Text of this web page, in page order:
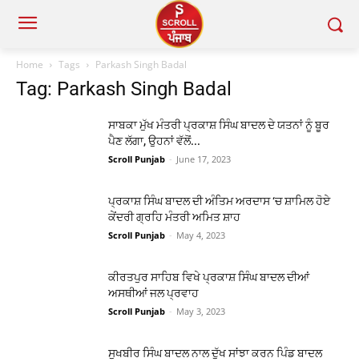
Home Tags Parkash Singh Badal
Tag: Parkash Singh Badal
ਸਾਬਕਾ ਮੁੱਖ ਮੰਤਰੀ ਪ੍ਰਕਾਸ਼ ਸਿੰਘ ਬਾਦਲ ਦੇ ਯਤਨਾਂ ਨੂੰ ਬੂਰ
ਪੈਣ ਲੱਗਾ, ਉਹਨਾਂ ਵੱਲੋਂ...
Scroll Punjab - June 17, 2023
ਪ੍ਰਕਾਸ਼ ਸਿੰਘ ਬਾਦਲ ਦੀ ਅੰਤਿਮ ਅਰਦਾਸ ‘ਚ ਸ਼ਾਮਿਲ ਹੋਏ
ਕੇਂਦਰੀ ਗ੍ਰਹਿ ਮੰਤਰੀ ਅਮਿਤ ਸ਼ਾਹ
Scroll Punjab - May 4, 2023
ਕੀਰਤਪੁਰ ਸਾਹਿਬ ਵਿਖੇ ਪ੍ਰਕਾਸ਼ ਸਿੰਘ ਬਾਦਲ ਦੀਆਂ
ਅਸਥੀਆਂ ਜਲ ਪ੍ਰਵਾਹ
Scroll Punjab - May 3, 2023
ਸੁਖਬੀਰ ਸਿੰਘ ਬਾਦਲ ਨਾਲ ਦੁੱਖ ਸਾਂਝਾ ਕਰਨ ਪਿੰਡ ਬਾਦਲ